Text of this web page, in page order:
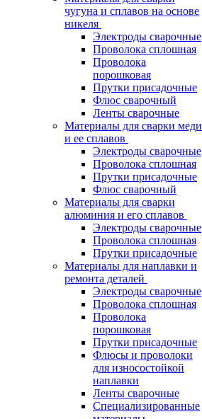
чугуна и сплавов на основе
никеля
Электроды сварочные
Проволока сплошная
Проволока
порошковая
Прутки присадочные
Флюс сварочный
Ленты сварочные
Материалы для сварки меди
и ее сплавов
Электроды сварочные
Проволока сплошная
Прутки присадочные
Флюс сварочный
Материалы для сварки
алюминия и его сплавов
Электроды сварочные
Проволока сплошная
Прутки присадочные
Материалы для наплавки и
ремонта деталей
Электроды сварочные
Проволока сплошная
Проволока
порошковая
Прутки присадочные
Флюсы и проволоки
для износостойкой
наплавки
Ленты сварочные
Специализированные